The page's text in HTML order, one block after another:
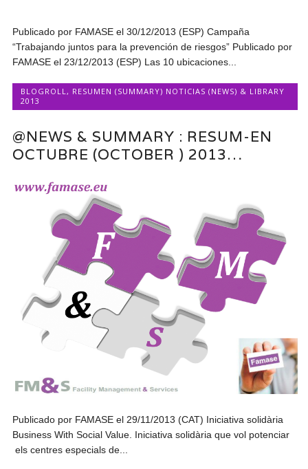
Publicado por FAMASE el 30/12/2013 (ESP) Campaña
“Trabajando juntos para la prevención de riesgos” Publicado por
FAMASE el 23/12/2013 (ESP) Las 10 ubicaciones...
BLOGROLL , RESUMEN (SUMMARY) NOTICIAS (NEWS) & LIBRARY
2013
@NEWS & SUMMARY : RESUM-EN
OCTUBRE (OCTOBER ) 2013…
Publicado por FAMASE el 29/11/2013 (CAT) Iniciativa solidària
Business With Social Value. Iniciativa solidària que vol potenciar
els centres especials de...